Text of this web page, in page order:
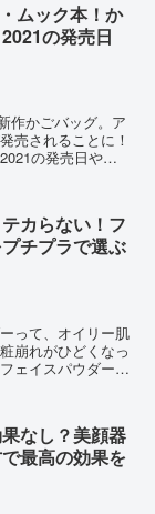
ムック本！か
の発売日
作かごバッグ。ア
売されることに！
の発売日や店
カらない！フ
チプラで選ぶ
って、オイリー肌
崩れがひどくなっ
ェイスパウダー、
なし？美顔器
最高の効果を